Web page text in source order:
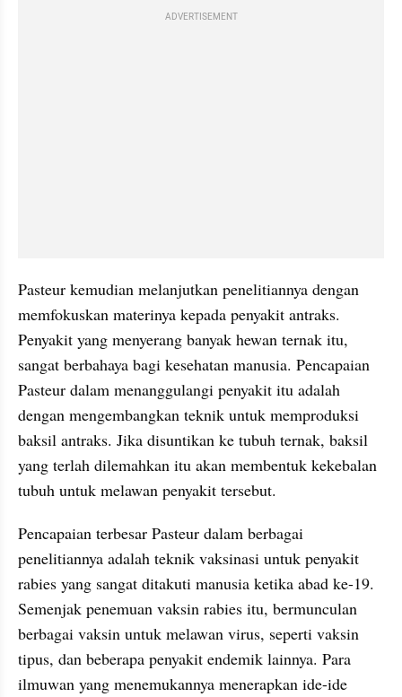
ADVERTISEMENT
Pasteur kemudian melanjutkan penelitiannya dengan
memfokuskan materinya kepada penyakit antraks.
Penyakit yang menyerang banyak hewan ternak itu,
sangat berbahaya bagi kesehatan manusia. Pencapaian
Pasteur dalam menanggulangi penyakit itu adalah
dengan mengembangkan teknik untuk memproduksi
baksil antraks. Jika disuntikan ke tubuh ternak, baksil
yang terlah dilemahkan itu akan membentuk kekebalan
tubuh untuk melawan penyakit tersebut.
Pencapaian terbesar Pasteur dalam berbagai
penelitiannya adalah teknik vaksinasi untuk penyakit
rabies yang sangat ditakuti manusia ketika abad ke-19.
Semenjak penemuan vaksin rabies itu, bermunculan
berbagai vaksin untuk melawan virus, seperti vaksin
tipus, dan beberapa penyakit endemik lainnya. Para
ilmuwan yang menemukannya menerapkan ide-ide